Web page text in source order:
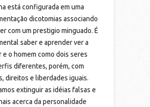
está configurada em uma
dicotomias associando
com um prestigio minguado. É
saber e aprender ver a
e o homem como dois seres
diferentes, porém, com
direitos e liberdades iguais.
extinguir as idéias falsas e
acerca da personalidade